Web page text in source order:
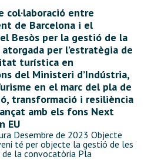
col·laboració entre
de Barcelona i el
Besòs per la gestió de la
per l’estratègia de
turística en
del Ministeri d’Indústria,
en el marc del pla de
transformació i resiliència
amb els fons Next
EU
Desembre de 2023 Objecte
té per objecte la gestió de les
de la convocatòria Pla